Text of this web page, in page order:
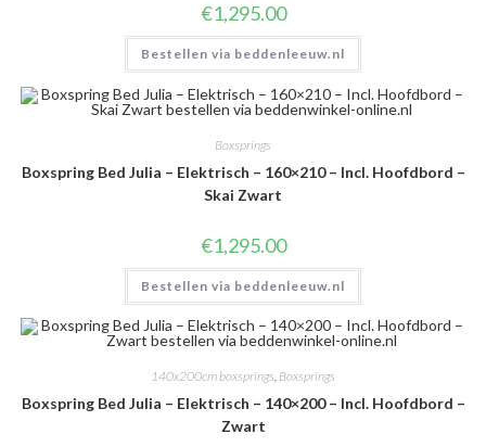
€1,295.00
Bestellen via beddenleeuw.nl
Boxsprings
Boxspring Bed Julia – Elektrisch – 160×210 – Incl. Hoofdbord –
Skai Zwart
€1,295.00
Bestellen via beddenleeuw.nl
140x200cm boxsprings, Boxsprings
Boxspring Bed Julia – Elektrisch – 140×200 – Incl. Hoofdbord –
Zwart